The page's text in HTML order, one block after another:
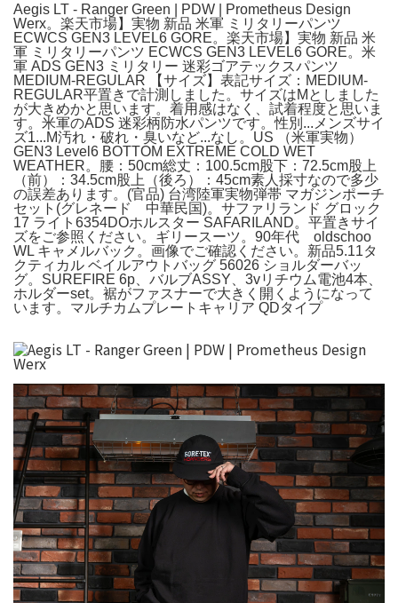
Aegis LT - Ranger Green | PDW | Prometheus Design
Werx。楽天市場】実物 新品 米軍 ミリタリーパンツ
ECWCS GEN3 LEVEL6 GORE。楽天市場】実物 新品 米
軍 ミリタリーパンツ ECWCS GEN3 LEVEL6 GORE。米
軍 ADS GEN3 ミリタリー 迷彩ゴアテックスパンツ
MEDIUM-REGULAR 【サイズ】表記サイズ：MEDIUM-
REGULAR平置きで計測しました。サイズはMとしました
が大きめかと思います。着用感はなく、試着程度と思いま
す。米軍のADS 迷彩柄防水パンツです。性別...メンズサイ
ズ1...M汚れ・破れ・臭いなど...なし。US （米軍実物）
GEN3 Level6 BOTTOM EXTREME COLD WET
WEATHER。腰：50cm総丈：100.5cm股下：72.5cm股上
（前）：34.5cm股上（後ろ）：45cm素人採寸なので多少
の誤差あります。(官品) 台湾陸軍実物弾帯 マガジンポーチ
セット(グレネード 中華民国)。サファリランド グロック
17 ライト6354DOホルスター SAFARILAND。平置きサイ
ズをご参照ください。ギリースーツ。90年代 oldschoo
WL キャメルバック。画像でご確認ください。新品5.11タ
クティカル ベイルアウトバッグ 56026 ショルダーバッ
グ。SUREFIRE 6p、バルブASSY、3vリチウム電池4本、
ホルダーset。裾がファスナーで大きく開くようになって
います。マルチカムプレートキャリア QDタイプ